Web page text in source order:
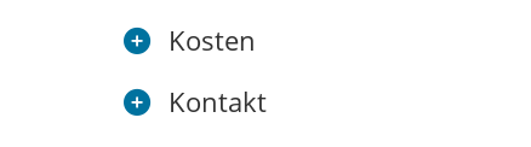
Kosten
Kontakt